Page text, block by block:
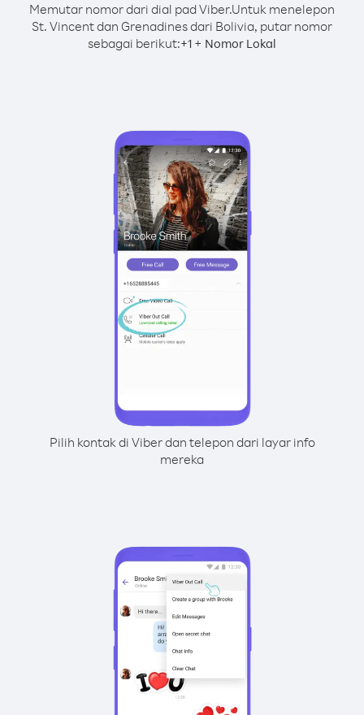
Memutar nomor dari dial pad Viber.Untuk menelepon
St. Vincent dan Grenadines dari Bolivia, putar nomor
sebagai berikut:+1 + Nomor Lokal
Pilih kontak di Viber dan telepon dari layar info
mereka